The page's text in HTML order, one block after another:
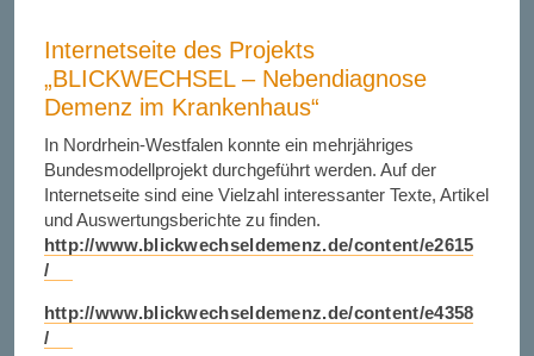
Internetseite des Projekts
„BLICKWECHSEL – Nebendiagnose
Demenz im Krankenhaus“
In Nordrhein-Westfalen konnte ein mehrjähriges
Bundesmodellprojekt durchgeführt werden. Auf der
Internetseite sind eine Vielzahl interessanter Texte, Artikel
und Auswertungsberichte zu finden.
http://www.blickwechseldemenz.de/content/e2615
/
http://www.blickwechseldemenz.de/content/e4358
/